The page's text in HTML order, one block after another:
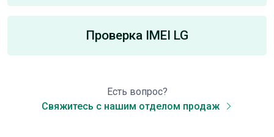
Проверка IMEI LG
Есть вопрос?
Свяжитесь с нашим отделом продаж